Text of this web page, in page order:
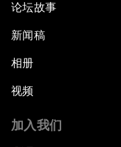
论坛故事
新闻稿
相册
视频
加入我们